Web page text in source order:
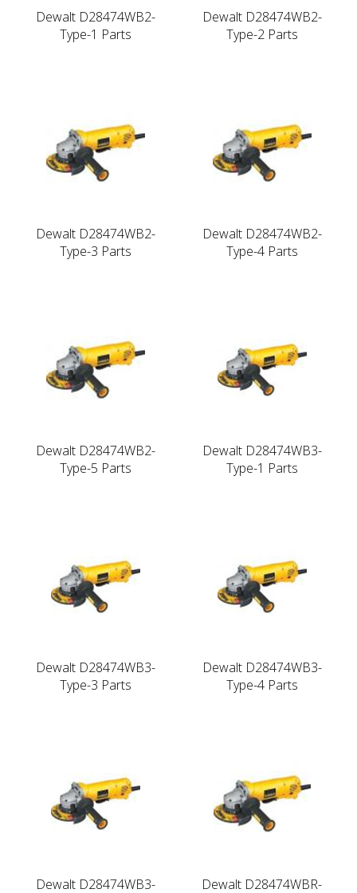
Dewalt D28474WB2-
Type-1 Parts
Dewalt D28474WB2-
Type-2 Parts
Dewalt D28474WB2-
Type-3 Parts
Dewalt D28474WB2-
Type-4 Parts
Dewalt D28474WB2-
Type-5 Parts
Dewalt D28474WB3-
Type-1 Parts
Dewalt D28474WB3-
Type-3 Parts
Dewalt D28474WB3-
Type-4 Parts
Dewalt D28474WB3-
Dewalt D28474WBR-